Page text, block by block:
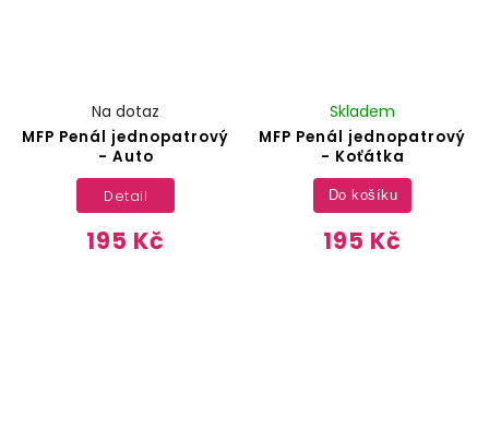
MFP Penál jednopatrový
- Auto
Na dotaz
195 Kč
Detail
MFP Penál jednopatrový
- Koťátka
Skladem
195 Kč
Do košíku